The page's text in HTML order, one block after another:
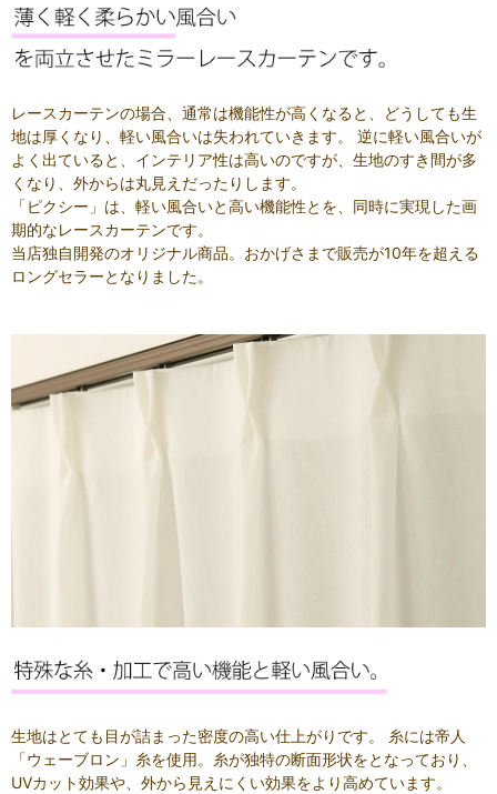
レースカーテンの場合、通常は機能性が高くなると、どうしても生
地は厚くなり、軽い風合いは失われていきます。 逆に軽い風合いが
よく出ていると、インテリア性は高いのですが、生地のすき間が多
くなり、外からは丸見えだったりします。
「ピクシー」は、軽い風合いと高い機能性とを、同時に実現した画
期的なレースカーテンです。
当店独自開発のオリジナル商品。おかげさまで販売が10年を超える
ロングセラーとなりました。
生地はとても目が詰まった密度の高い仕上がりです。 糸には帝人
「ウェーブロン」糸を使用。糸が独特の断面形状をとなっており、
UVカット効果や、外から見えにくい効果をより高めています。